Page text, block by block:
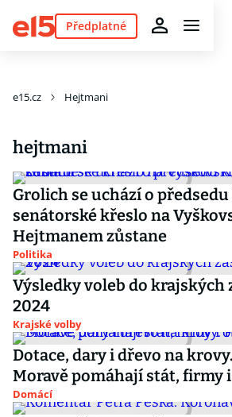
Předplatné
e15.cz Hejtmani
hejtmani
Grolich se uchází o předsedu
senátorské křeslo na
Hejtmanem zůstane
Politika
Výsledky voleb do
2024
Krajské volby
Dotace, dary i dřevo na
Moravě pomáhají stát, firmy
Domácí